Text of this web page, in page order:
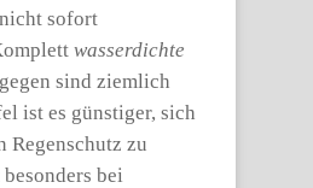
sofort
wasserdichte
sind ziemlich
ist es günstiger, sich
Regenschutz zu
bei